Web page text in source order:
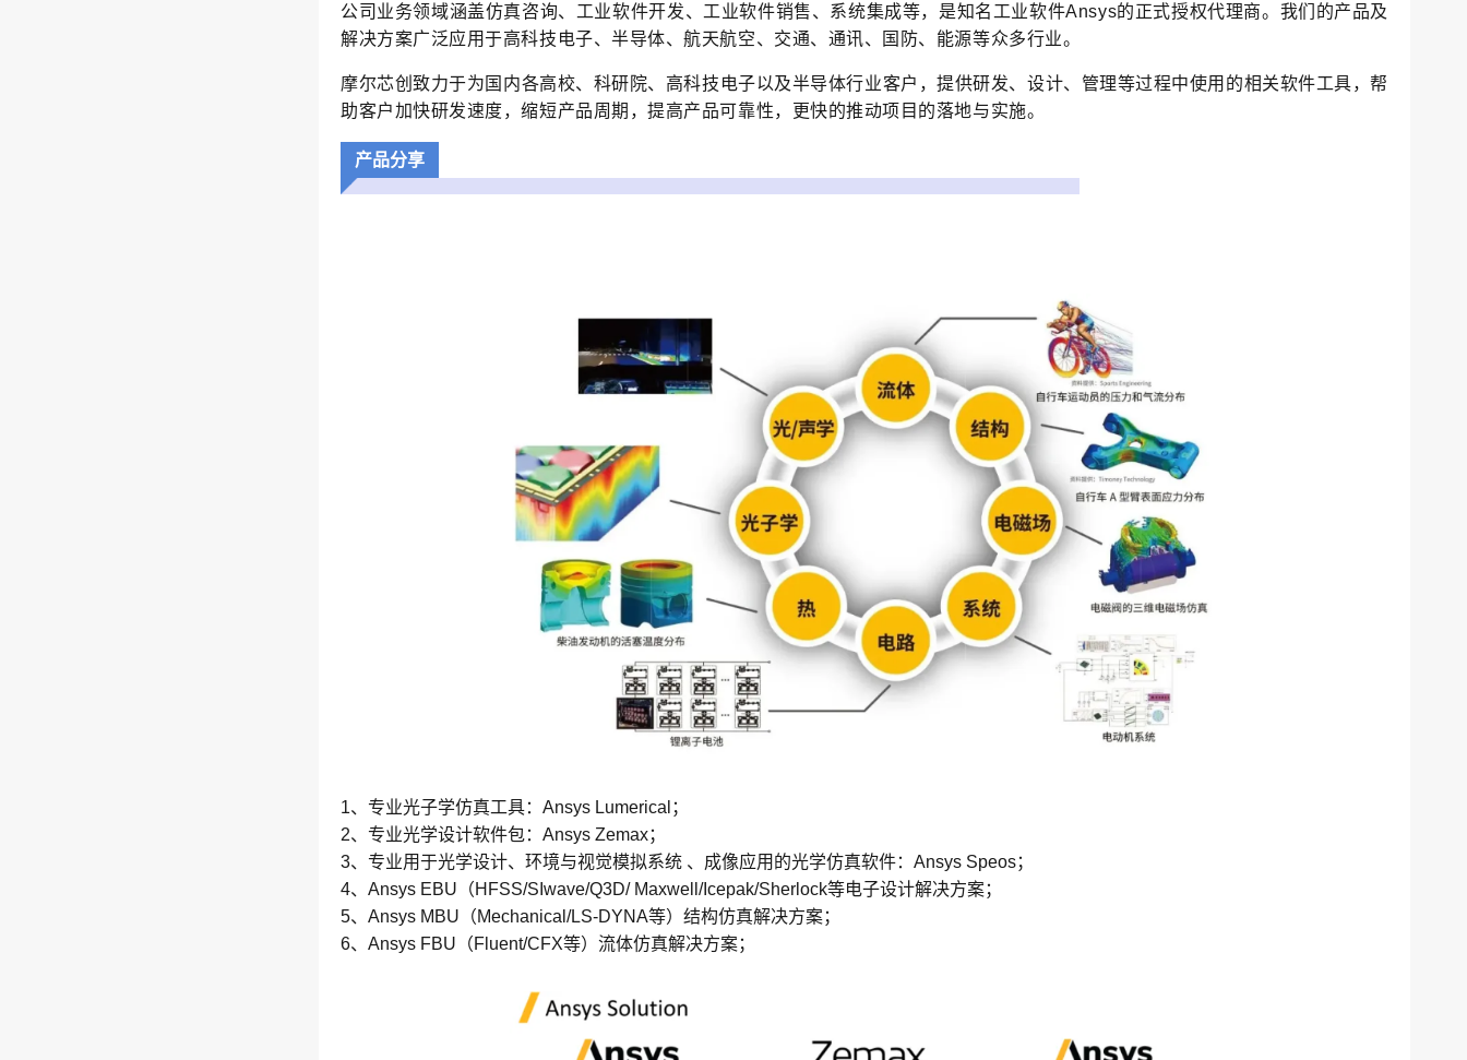
公司业务领域涵盖仿真咨询、工业软件开发、工业软件销售、系统集成等，是知名工业软件Ansys的正式授权代理商。 我们的产品及
解决方案广泛应用于高科技电子、半导体、航天航空、交通、通讯、国防、能源等众多行业。
摩尔芯创致力于为国内各高校、科研院、高科技电子以及半导体行业客户，提供研发、设计、管理等过程中使用的相关软件工具，帮
助客户加快研发速度，缩短产品周期，提高产品可靠性，更快的推动项目的落地与实施。
产品分享
1、专业光子学仿真工具：Ansys Lumerical；
2、专业光学设计软件包：Ansys Zemax；
3、专业用于光学设计、环境与视觉模拟系统 、成像应用的光学仿真软件：Ansys Speos；
4、Ansys EBU（HFSS/SIwave/Q3D/ Maxwell/Icepak/Sherlock等电子设计解决方案；
5、Ansys MBU（Mechanical/LS-DYNA等）结构仿真解决方案；
6、Ansys FBU（Fluent/CFX等）流体仿真解决方案；